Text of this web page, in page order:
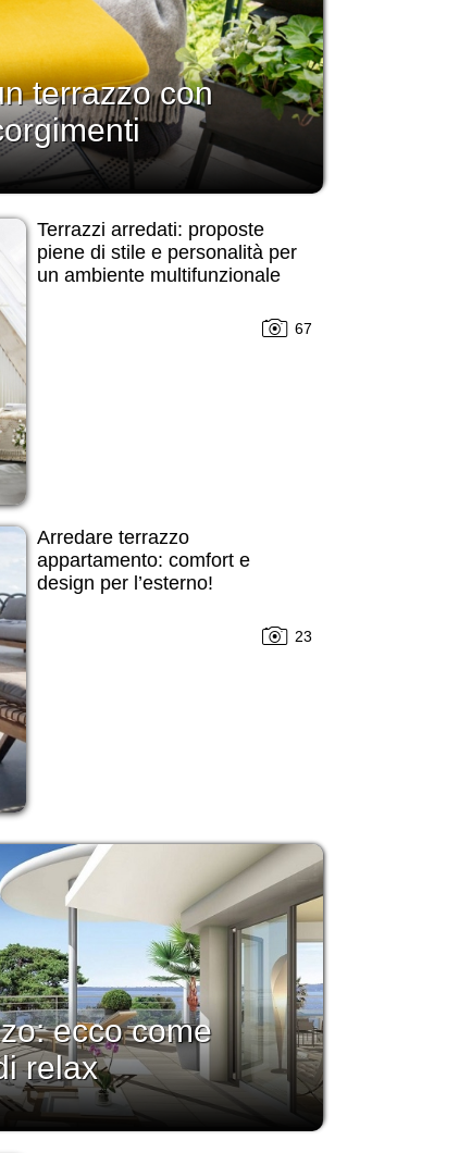
terrazzo con
Terrazzi arredati: proposte
piene di stile e personalità per
un ambiente multifunzionale
67
Arredare terrazzo
appartamento: comfort e
design per l’esterno!
23
ecco come
relax